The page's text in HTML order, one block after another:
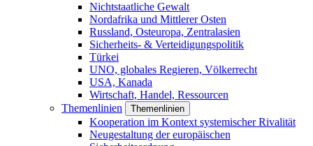
Nichtstaatliche Gewalt
Nordafrika und Mittlerer Osten
Russland, Osteuropa, Zentralasien
Sicherheits- & Verteidigungspolitik
Türkei
UNO, globales Regieren, Völkerrecht
USA, Kanada
Wirtschaft, Handel, Ressourcen
Themenlinien
Themenlinien
Kooperation im Kontext systemischer Rivalität
Neugestaltung der europäischen